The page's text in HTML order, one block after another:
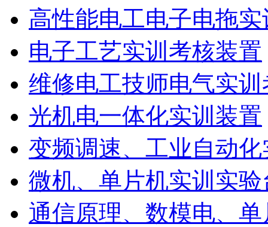
高性能电工电子电拖
电子工艺实训考核装置
维修电工技师电气实
光机电一体化实训装置
变频调速、工业自动
微机、单片机实训实验
通信原理、数模电、